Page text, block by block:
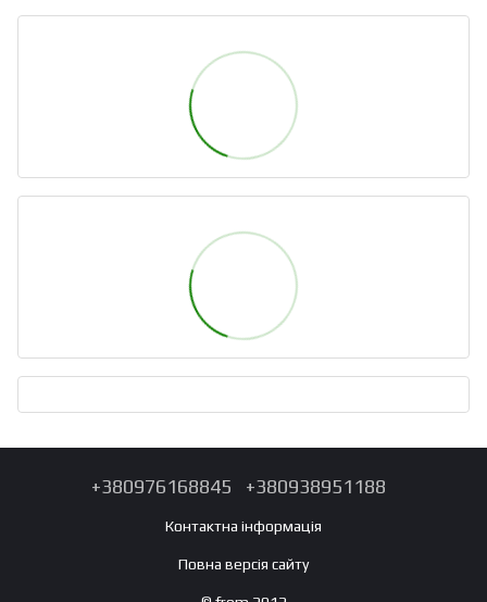
+380976168845 +380938951188
Контактна інформація
Повна версія сайту